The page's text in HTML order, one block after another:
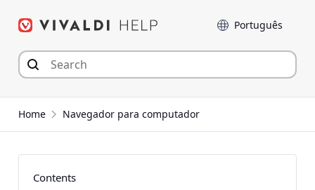
para
conteúdo
Idioma
Home Navegador para computador
Contents